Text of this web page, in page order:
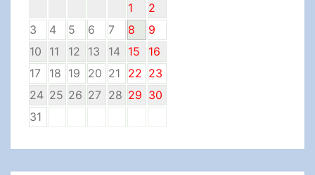
1
2
3
4 5 6 7 8
9
10
11 12 13 14 15
16
17
18 19 20 21 22 23
24 25 26 27 28 29 30
31